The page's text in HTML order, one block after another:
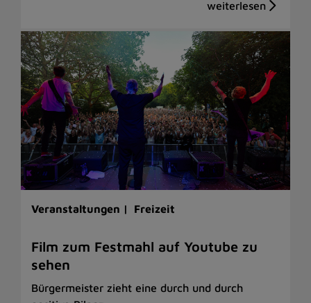
Veranstaltungen | Freizeit
Film zum Festmahl auf Youtube zu
sehen
Bürgermeister zieht eine durch und durch